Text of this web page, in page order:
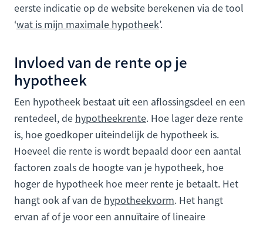
eerste indicatie op de website berekenen via de tool
‘wat is mijn maximale hypotheek’.
Invloed van de rente op je
hypotheek
Een hypotheek bestaat uit een aflossingsdeel en een
rentedeel, de hypotheekrente. Hoe lager deze rente
is, hoe goedkoper uiteindelijk de hypotheek is.
Hoeveel die rente is wordt bepaald door een aantal
factoren zoals de hoogte van je hypotheek, hoe
hoger de hypotheek hoe meer rente je betaalt. Het
hangt ook af van de hypotheekvorm. Het hangt
ervan af of je voor een annuïtaire of lineaire